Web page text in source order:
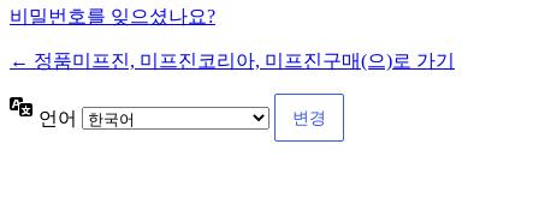
비밀번호를 잊으셨나요?
← 정품미프진, 미프진코리아, 미프진구매(으)로 가기
언어